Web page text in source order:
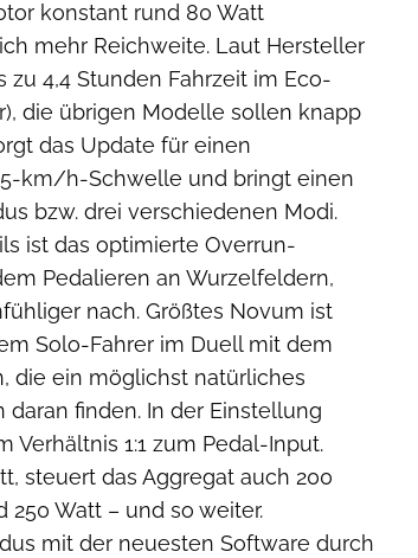
konstant rund 80 Watt
mehr Reichweite. Laut Hersteller
4,4 Stunden Fahrzeit im Eco-
die übrigen Modelle sollen knapp
das Update für einen
km/h-Schwelle und bringt einen
bzw. drei verschiedenen Modi.
ist das optimierte Overrun-
Pedalieren an Wurzelfeldern,
nach. Größtes Novum ist
Solo-Fahrer im Duell mit dem
die ein möglichst natürliches
finden. In der Einstellung
1:1 zum Pedal-Input.
steuert das Aggregat auch 200
Watt – und so weiter.
mit der neuesten Software durch